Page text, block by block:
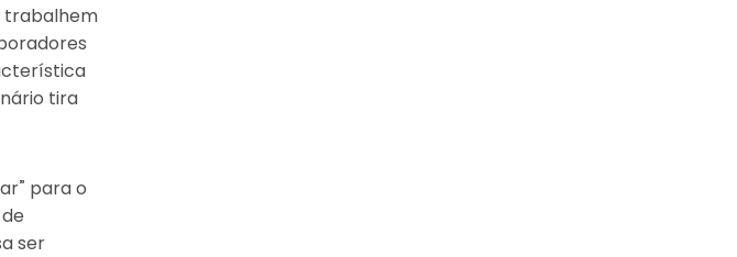
trabalhem
tira
para o
ser